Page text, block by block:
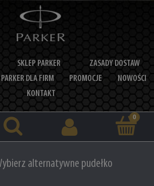
SKLEP PARKER
ZASADY DOSTAW
PARKER DLA FIRM PROMOCJE
NOWOŚCI
KONTAKT
alternatywne pudełko